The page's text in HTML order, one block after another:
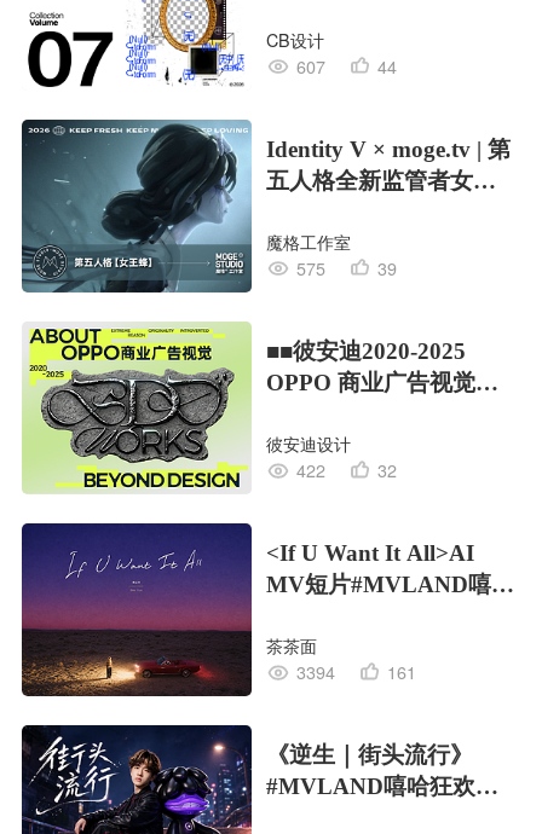
CB设计
607
44
Identity V × moge.tv | 第
五人格全新监管者女王
魔格工作室
575
39
■■彼安迪2020-2025
OPPO 商业广告视觉合
彼安迪设计
422
32
<If U Want It All>AI
MV短片#MVLAND嘻哈
茶茶面
3394
161
《逆生｜街头流行》
#MVLAND嘻哈狂欢派